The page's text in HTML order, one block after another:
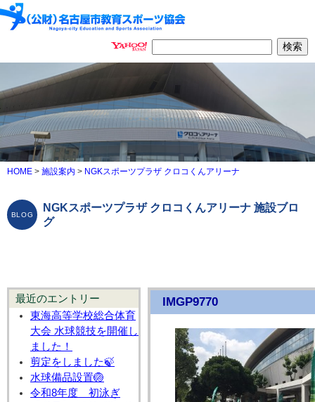
HOME > 施設案内 > NGKスポーツプラザ クロコくんアリーナ
NGKスポーツプラザ クロコくんアリーナ 施設ブロ
グ
最近のエントリー
東海高等学校総合体育
大会 水球競技を開催し
ました！
剪定をしました🍃
水球備品設置🏐
令和8年度 初泳ぎ
IMGP9770